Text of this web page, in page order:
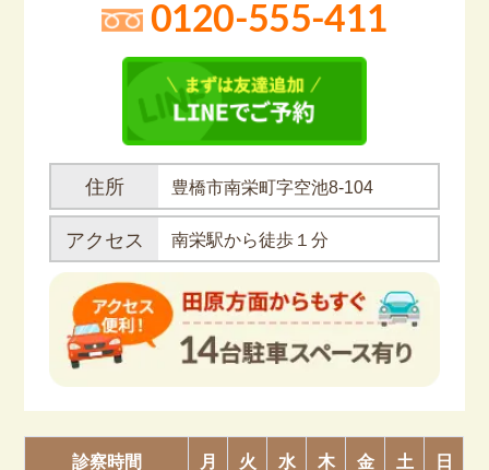
0120-555-411
住所 豊橋市南栄町字空池8-104
アクセス 南栄駅から徒歩１分
診察時間 月 火 水 木 金 土 日